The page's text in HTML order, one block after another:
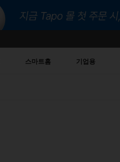
스마트홈 기업용